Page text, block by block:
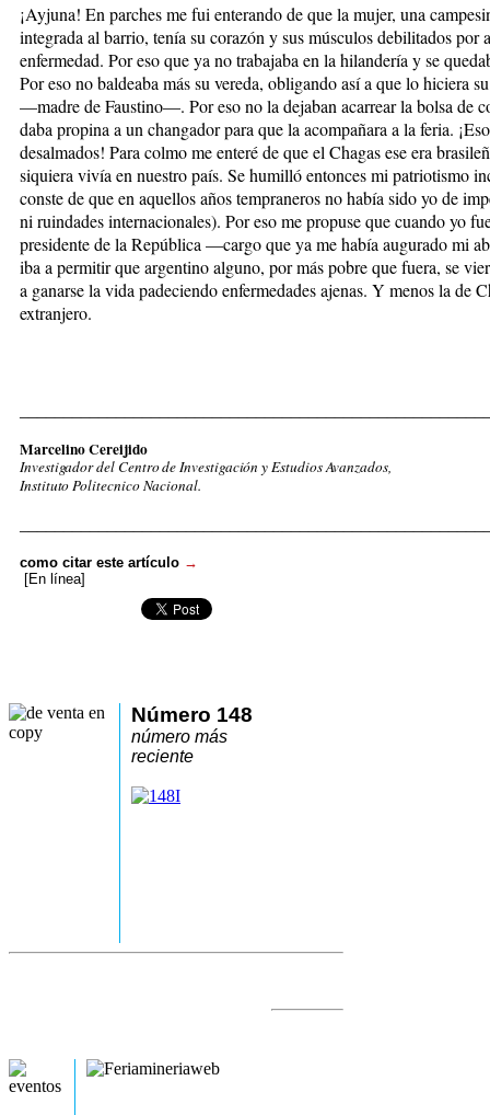
¡Ayjuna! En parches me fui enterando de que la mujer, una
integrada al barrio, tenía su corazón y sus músculos debilitados por
enfermedad. Por eso que ya no trabajaba en la hilandería y se
Por eso no baldeaba más su vereda, obligando así a que lo hiciera
—madre de Faustino—. Por eso no la dejaban acarrear la bolsa de
daba propina a un changador para que la acompañara a la feria.
desalmados! Para colmo me enteré de que el Chagas ese era
siquiera vivía en nuestro país. Se humilló entonces mi patriotismo
conste de que en aquellos años tempraneros no había sido yo de
ni ruindades internacionales). Por eso me propuse que cuando yo
presidente de la República —cargo que ya me había augurado mi
iba a permitir que argentino alguno, por más pobre que fuera, se
a ganarse la vida padeciendo enfermedades ajenas. Y menos la de
extranjero.
Marcelino Cereijido
Investigador del Centro de Investigación y Estudios Avanzados,
Instituto Politecnico Nacional.
como citar este artículo →
[En línea]
Número 148
número más
reciente